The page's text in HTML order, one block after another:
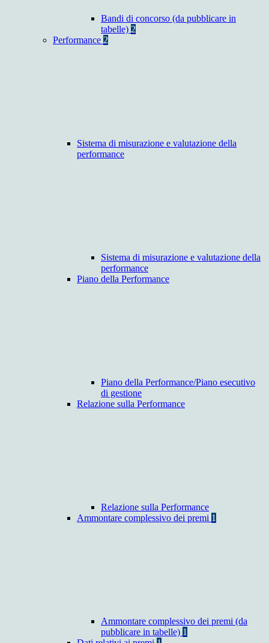
Bandi di concorso (da pubblicare in
tabelle) 2
Performance 2
Sistema di misurazione e valutazione della
performance
Sistema di misurazione e valutazione della
performance
Piano della Performance
Piano della Performance/Piano esecutivo
di gestione
Relazione sulla Performance
Relazione sulla Performance
Ammontare complessivo dei premi 1
Ammontare complessivo dei premi (da
pubblicare in tabelle) 1